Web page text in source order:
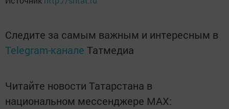
Следите за самым важным и интересным в
Telegram-канале Татмедиа
Читайте новости Татарстана в
национальном мессенджере MАХ: